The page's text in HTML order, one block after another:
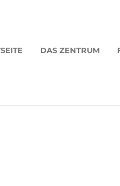
DAS ZENTRUM